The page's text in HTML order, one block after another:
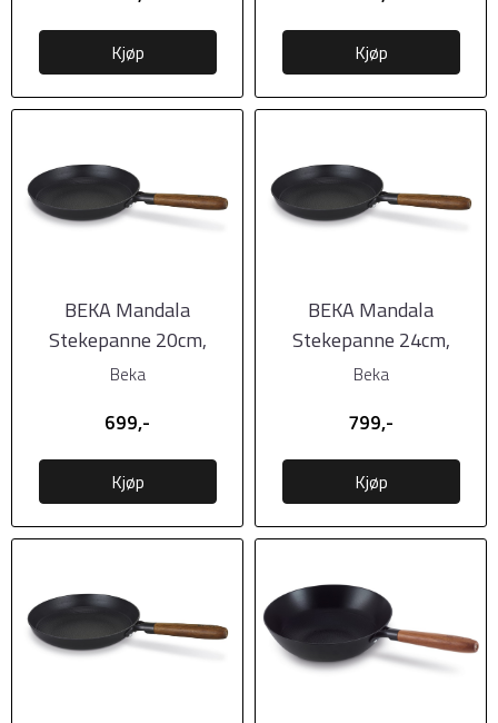
Kjøp Kjøp
BEKA Mandala
Stekepanne 20cm,
keramisk belegg
Beka
699,-
Kjøp
BEKA Mandala
Stekepanne 24cm,
keramisk belegg
Beka
799,-
Kjøp